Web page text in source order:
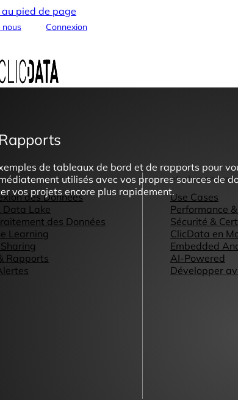
au pied de page
nous Connexion
des Données
Data Lake
des Données
Learning
Rapports
et plus
Use Cases
Performance
Sécurité &
ClicData en
Embedded
AI-Powered
Développer
de tableaux de bord et de rapports pour
utilisés avec vos propres sources de
vos projets encore plus rapidement.